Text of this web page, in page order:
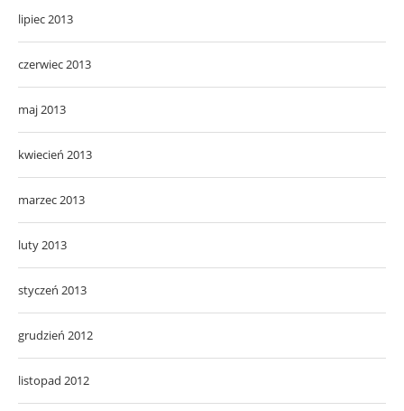
lipiec 2013
czerwiec 2013
maj 2013
kwiecień 2013
marzec 2013
luty 2013
styczeń 2013
grudzień 2012
listopad 2012